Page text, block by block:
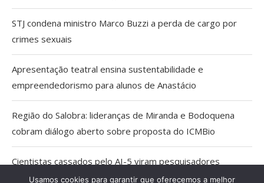
STJ condena ministro Marco Buzzi a perda de cargo por
crimes sexuais
Apresentação teatral ensina sustentabilidade e
empreendedorismo para alunos de Anastácio
Região do Salobra: lideranças de Miranda e Bodoquena
cobram diálogo aberto sobre proposta do ICMBio
Cientistas cassados pelo AI-5 viram pesquisadores
eméritos da Fiocruz
Usamos cookies para garantir que oferecemos a melhor